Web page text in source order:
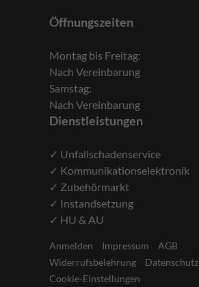
Öffnungszeiten
Montag bis Freitag:
Nach Vereinbarung
Samstag:
Nach Vereinbarung
Dienstleistungen
✓ Unfallschadenservice
✓ Kommunikationselektronik
✓ Zubehörmarkt
✓ Instandsetzung
✓ HU & AU
Anmelden Impressum
AGB
Widerrufsbelehrung
Datenschutz
Cookie-Einstellungen